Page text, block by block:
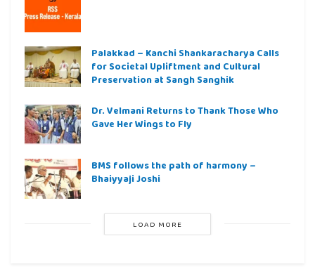
Palakkad – Kanchi Shankaracharya Calls
for Societal Upliftment and Cultural
Preservation at Sangh Sanghik
Dr. Velmani Returns to Thank Those Who
Gave Her Wings to Fly
BMS follows the path of harmony –
Bhaiyyaji Joshi
LOAD MORE